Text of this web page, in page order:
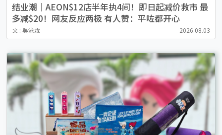
结业潮｜AEON$12店半年执4间！即日起减价救市 最
多减$20！网友反应两极 有人赞：平咗都开心
文 : 吳泳霖 2026.08.03